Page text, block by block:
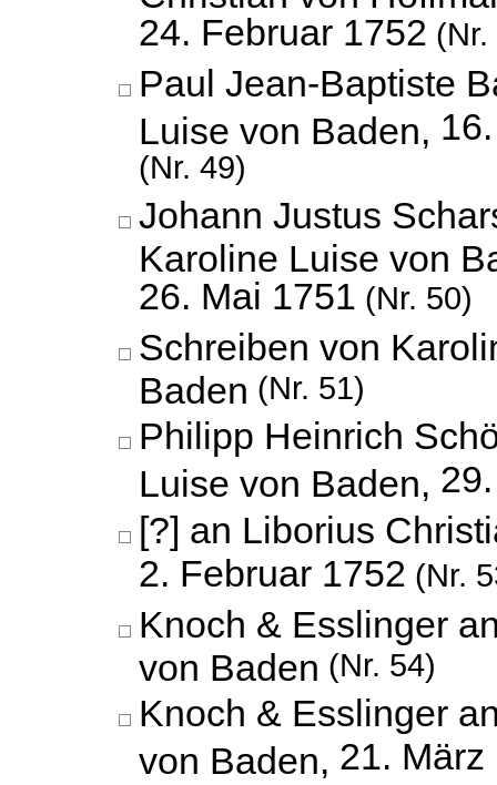
24. Februar 1752 (Nr.
Paul Jean-Baptiste
Luise von Baden,
(Nr. 49)
Johann Justus
Karoline Luise von
26. Mai 1751 (Nr. 50)
Schreiben von
Baden (Nr. 51)
Philipp Heinrich
Luise von Baden,
[?] an Liborius
2. Februar 1752 (Nr.
Knoch & Esslinger
von Baden (Nr. 54)
Knoch & Esslinger
von Baden, 21. März